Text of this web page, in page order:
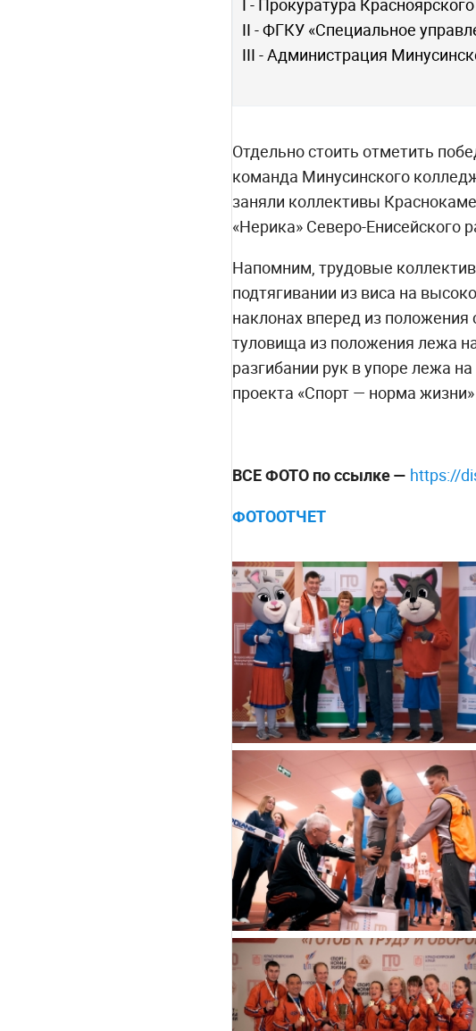
I - Прокуратура
II - ФГКУ «Специальное
III - Администрация
Отдельно стоить отметить
команда Минусинского
заняли коллективы
«Нерика» Северо-Енисейского
Напомним, трудовые
подтягивании из виса на
наклонах вперед из
туловища из положения лежа
разгибании рук в упоре лежа
проекта «Спорт — норма
ВСЕ ФОТО по ссылке — https://
ФОТООТЧЕТ